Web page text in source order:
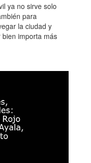
ya no sirve solo
para
la ciudad y
importa más